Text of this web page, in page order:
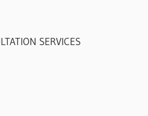
SERVICES